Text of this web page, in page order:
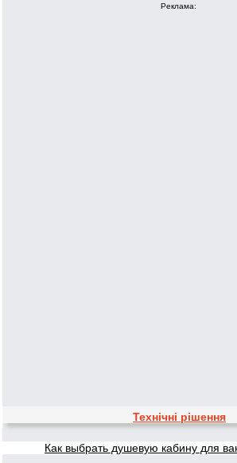
Реклама:
Технічні рішення
Как выбрать душевую кабину для